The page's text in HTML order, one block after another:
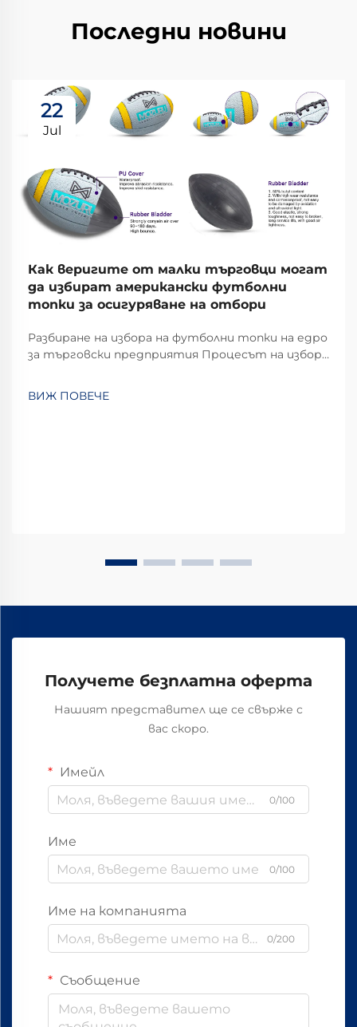
Последни новини
22
Jul
Как веригите от малки търговци могат
да избират американски футболни
топки за осигуряване на отбори
Разбиране на избора на футболни топки на едро
за търговски предприятия Процесът на избор
разглеждане на няколко фактора, за да се
ВИЖ ПОВЕЧЕ
Получете безплатна оферта
Нашият представител ще се свърже с
вас скоро.
Имейл
0/100
Име
0/100
Име на компанията
0/200
Съобщение